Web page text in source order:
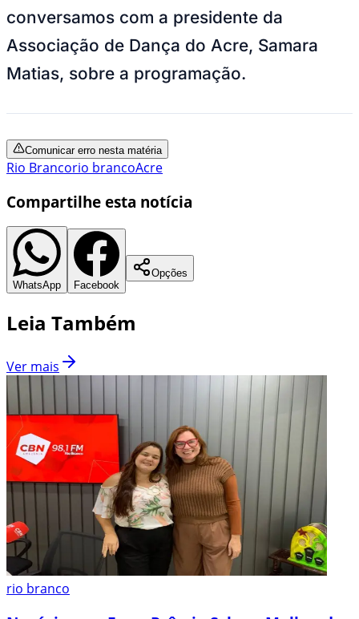
conversamos com a presidente da
Associação de Dança do Acre, Samara
Matias, sobre a programação.
Comunicar erro nesta matéria
Rio Brancorio brancoAcre
Compartilhe esta notícia
WhatsApp Facebook
Opções
Leia Também
Ver mais
rio branco